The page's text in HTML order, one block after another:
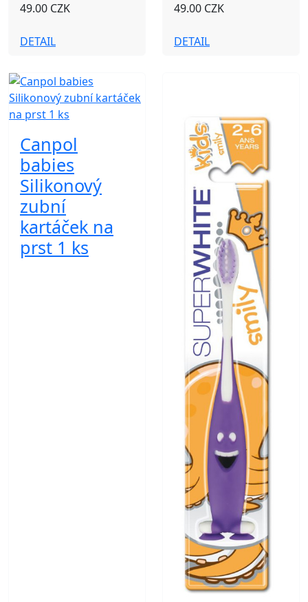
49.00 CZK
DETAIL
49.00 CZK
DETAIL
Canpol
babies
Silikonový
zubní
kartáček na
prst 1 ks